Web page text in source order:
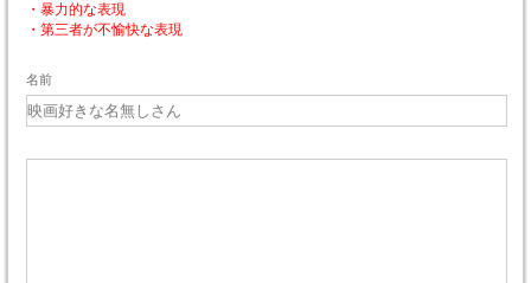
・暴力的な表現
・第三者が不愉快な表現
名前